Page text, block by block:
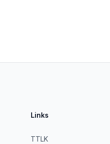
Links
TTLK